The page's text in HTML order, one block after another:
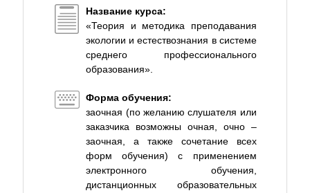
Название курса:
«Теория и методика преподавания
экологии и естествознания в системе
среднего профессионального
образования».
Форма обучения:
заочная (по желанию слушателя или
заказчика возможны очная, очно –
заочная, а также сочетание всех
форм обучения) с применением
электронного обучения,
дистанционных образовательных